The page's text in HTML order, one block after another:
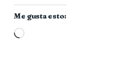
Me gusta esto:
Cargando...